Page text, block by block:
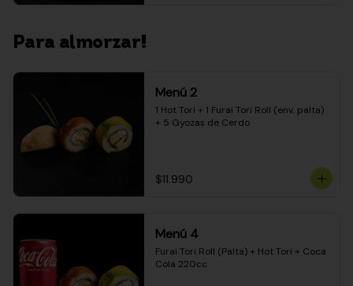
Para almorzar!
Menú 2
1 Hot Tori + 1 Furai Tori Roll (env. palta)
+ 5 Gyozas de Cerdo
$11.990
Menú 4
Furai Tori Roll (Palta) + Hot Tori + Coca
Cola 220cc